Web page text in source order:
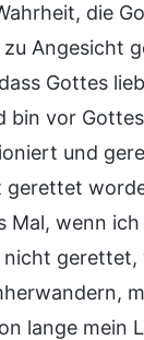
die
Angesicht
Gottes
vor
und
gerettet
Mal, wenn
gerettet,
lange